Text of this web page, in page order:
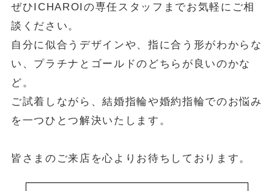
ぜひICHAROIの専任スタッフまでお気軽にご相
談ください。
自分に似合うデザインや、指に合う形がわからな
い、プラチナとゴールドのどちらが良いのかな
ど。
ご試着しながら、結婚指輪や婚約指輪でのお悩み
を一つひとつ解決いたします。
皆さまのご来店を心よりお待ちしております。